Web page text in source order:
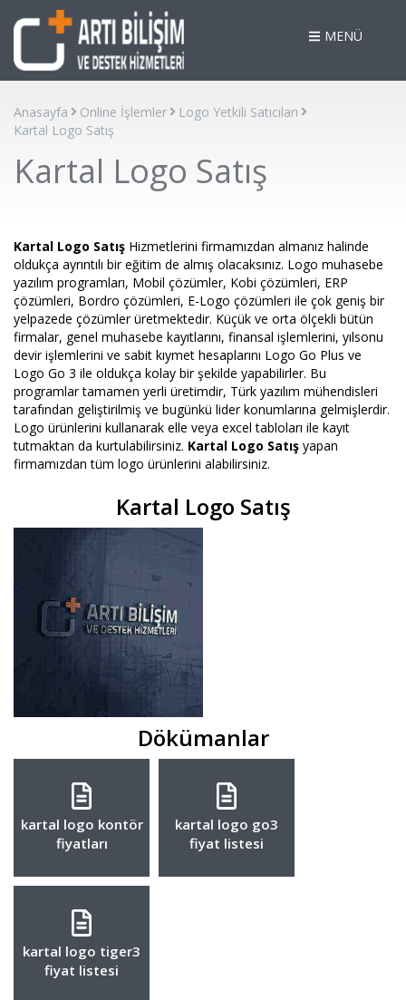
MENÜ
Anasayfa Online İşlemler
Logo Yetkili Satıcıları
Kartal Logo Satış
Kartal Logo Satış
Kartal Logo Satış Hizmetlerini firmamızdan almanız halinde
oldukça ayrıntılı bir eğitim de almış olacaksınız. Logo muhasebe
yazılım programları, Mobil çözümler, Kobi çözümleri, ERP
çözümleri, Bordro çözümleri, E-Logo çözümleri ile çok geniş bir
yelpazede çözümler üretmektedir. Küçük ve orta ölçekli bütün
firmalar, genel muhasebe kayıtlarını, finansal işlemlerini, yılsonu
devir işlemlerini ve sabit kıymet hesaplarını Logo Go Plus ve
Logo Go 3 ile oldukça kolay bir şekilde yapabilirler. Bu
programlar tamamen yerli üretimdir, Türk yazılım mühendisleri
tarafından geliştirilmiş ve bugünkü lider konumlarına gelmişlerdir.
Logo ürünlerini kullanarak elle veya excel tabloları ile kayıt
tutmaktan da kurtulabilirsiniz. Kartal Logo Satış yapan
firmamızdan tüm logo ürünlerini alabilirsiniz.
Kartal Logo Satış
Dökümanlar
kartal logo kontör
fiyatları
kartal logo go3
fiyat listesi
kartal logo tiger3
fiyat listesi